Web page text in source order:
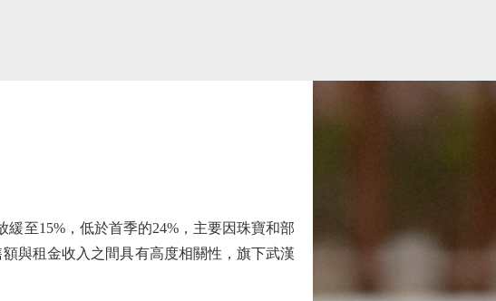
至15%，低於首季的24%，主要因珠寶和部
與租金收入之間具有高度相關性，旗下武漢